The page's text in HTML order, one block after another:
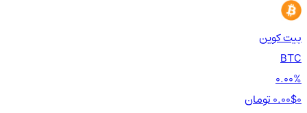
بیت کوین
BTC
0.00%
0.00$